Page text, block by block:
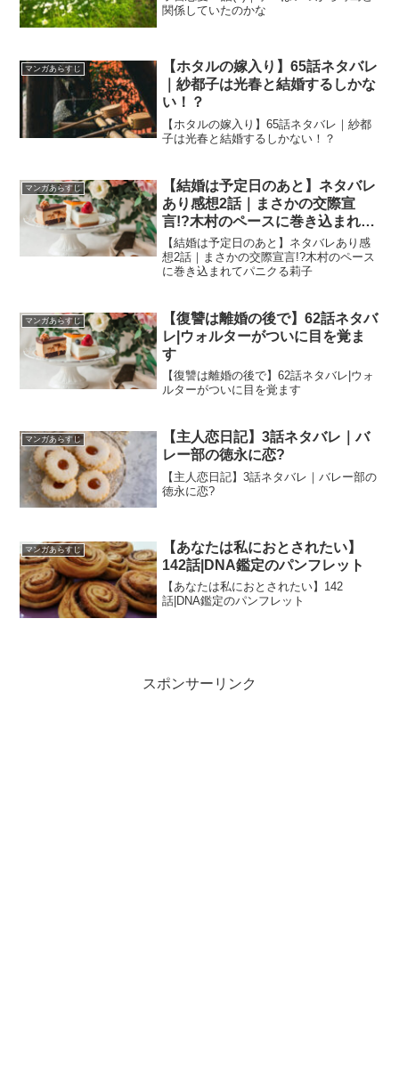
関係していたのかな
マンガあらすじ
【ホタルの嫁入り】65話ネタバレ
｜紗都子は光春と結婚するしかな
い！？
【ホタルの嫁入り】65話ネタバレ｜紗都
子は光春と結婚するしかない！？
マンガあらすじ
【結婚は予定日のあと】ネタバレ
あり感想2話｜まさかの交際宣
言!?木村のペースに巻き込まれて
パニクる莉子
【結婚は予定日のあと】ネタバレあり感
想2話｜まさかの交際宣言!?木村のペース
に巻き込まれてパニクる莉子
マンガあらすじ
【復讐は離婚の後で】62話ネタバ
レ|ウォルターがついに目を覚ま
す
【復讐は離婚の後で】62話ネタバレ|ウォ
ルターがついに目を覚ます
マンガあらすじ
【主人恋日記】3話ネタバレ｜バ
レー部の徳永に恋?
【主人恋日記】3話ネタバレ｜バレー部の
徳永に恋?
マンガあらすじ
【あなたは私におとされたい】
142話|DNA鑑定のパンフレット
【あなたは私におとされたい】142
話|DNA鑑定のパンフレット
スポンサーリンク